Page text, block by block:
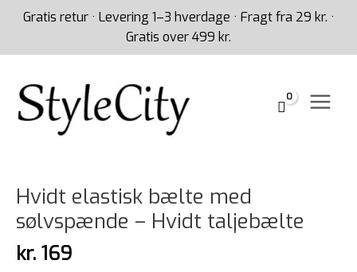
Gratis retur · Levering 1–3 hverdage · Fragt fra 29 kr. ·
Gratis over 499 kr.
Hvidt elastisk bælte med
sølvspænde – Hvidt taljebælte
kr. 169
bælte
med
sølvspænde
-
Hvidt